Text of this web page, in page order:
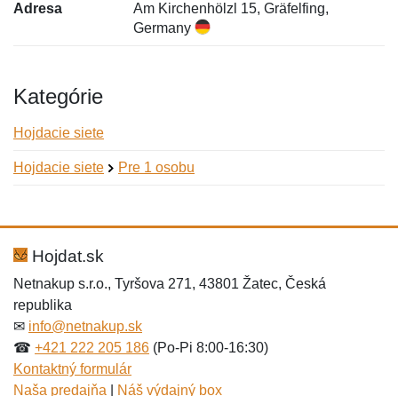
Adresa
Am Kirchenhölzl 15, Gräfelfing,
Germany
Kategórie
Hojdacie siete
Hojdacie siete Pre 1 osobu
Hodnotenie:
Meno:*
Meno:
E-mail:*
Hojdat.sk
Netnakup s.r.o., Tyršova 271, 43801 Žatec, Česká
republika
✉ info@netnakup.sk
☎ +421 222 205 186 (Po-Pi 8:00-16:30)
Kontaktný formulár
Naša predajňa
Náš výdajný box